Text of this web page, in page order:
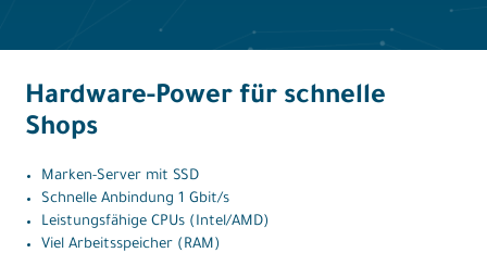
Hardware-Power für schnelle
Shops
Marken-Server mit SSD
Schnelle Anbindung 1 Gbit/s
Leistungsfähige CPUs (Intel/AMD)
Viel Arbeitsspeicher (RAM)